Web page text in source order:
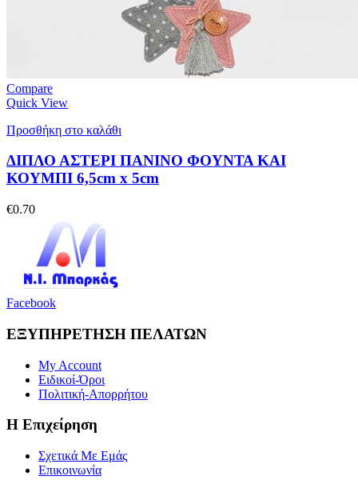
Compare
Quick View
Προσθήκη στο καλάθι
ΔΙΠΛΟ ΑΣΤΕΡΙ ΠΑΝΙΝΟ ΦΟΥΝΤΑ ΚΑΙ
ΚΟΥΜΠΙ 6,5cm x 5cm
€0.70
Facebook
ΕΞΥΠΗΡΕΤΗΣΗ ΠΕΛΑΤΩΝ
My Account
Ειδικοί-Όροι
Πολιτική-Απορρήτου
Η Επιχείρηση
Σχετικά Με Εμάς
Επικοινωνία